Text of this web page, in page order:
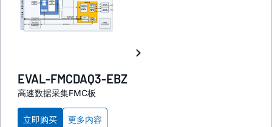
EVAL-FMCDAQ3-EBZ
高速数据采集FMC板
立即购买 更多内容